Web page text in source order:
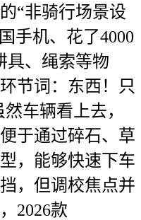
“非骑行场景设
手机、花了4000
具、绳索等物
节词：东西！只
然车辆看上去，
于通过碎石、草
，能够快速下车
，但调校焦点并
2026款